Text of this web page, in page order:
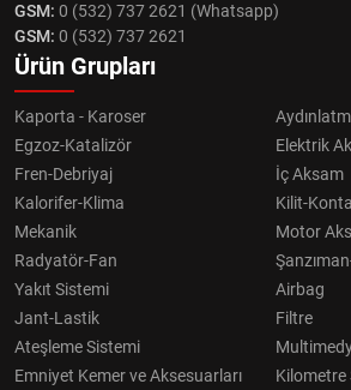
GSM: 0 (532) 737 2621 (Whatsapp)
GSM: 0 (532) 737 2621
Ürün Grupları
Kaporta - Karoser
Egzoz-Katalizör
Elektrik
Fren-Debriyaj
İç Aksam
Kalorifer-Klima
Kilit-
Mekanik
Motor
Radyatör-Fan
Yakıt Sistemi
Airbag
Jant-Lastik
Filtre
Ateşleme Sistemi
Emniyet Kemer ve Aksesuarları
Kilometre